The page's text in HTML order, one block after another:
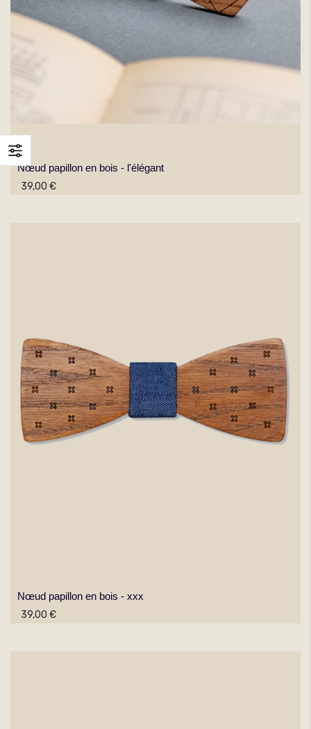
Nœud papillon en bois - l'élégant
39,00 €
Nœud papillon en bois - xxx
39,00 €